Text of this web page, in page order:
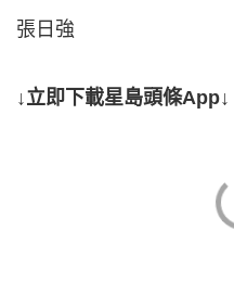
張日強
↓立即下載星島頭條App↓